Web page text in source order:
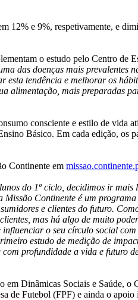
12% e 9%, respetivamente, e
o estudo pelo Centro de
das doenças mais prevalentes
tendência e melhorar os
alimentação, mais preparadas
consciente e estilo de vida
Básico. Em cada edição, os
Continente em
do 1º ciclo, decidimos ir mais
Missão Continente é um
e clientes do futuro.
mas há algo de muito
o seu círculo social com
estudo de medição de
profundidade a vida e futuro
em Dinâmicas Sociais e Saúde, o
de Futebol (FPF) e ainda o apoio